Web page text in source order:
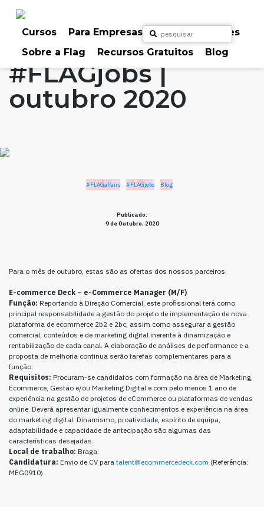
Cursos Para Empresas
Para Particulares
Sobre a Flag
Recursos Gratuitos Blog
#FLAGjobs
Blog
#FLAGjobs |
outubro 2020
#FLAGaffairs #FLAGjobs Blog
Publicado:
9 de Outubro, 2020
Para o mês de outubro, estas são as ofertas dos nossos parceiros:
E-commerce Deck – e-Commerce Manager (M/F)
Função: Reportando à Direção Comercial, este profissional terá como
principal responsabilidade a gestão do projeto de implementação de nova
plataforma de ecommerce 2b2 e 2bc, assim como assegurar a gestão
comercial, conteúdos e de marketing digital inerente à dinamização e
rentabilização de cada canal. A elaboração de análises de performance e a
proposta de melhoria continua serão tarefas complementares para a
função.
Requisitos: Procuram-se candidatos com formação na área de Marketing,
Ecommerce, Gestão e/ou Marketing Digital e com pelo menos 1 ano de
experiência na gestão de projetos de eCommerce ou plataformas de vendas
online. Deverá apresentar igualmente conhecimentos e experiência na área
do marketing digital. Dinamismo, proatividade, espírito de equipa,
adaptabilidade e capacidade de antecipação são algumas das
características desejadas.
Local de trabalho: Braga.
Candidatura: Envio de CV paratalent@ecommercedeck.com (Referência:
MEG0910)